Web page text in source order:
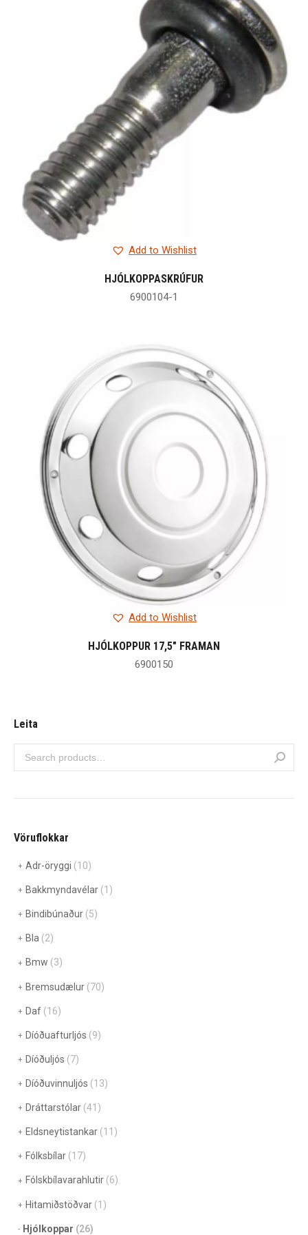
Add to Wishlist
HJÓLKOPPASKRÚFUR
6900104-1
Add to Wishlist
HJÓLKOPPUR 17,5″ FRAMAN
6900150
Leita
Vöruflokkar
Adr-öryggi (10)
Bakkmyndavélar (1)
Bindibúnaður (5)
Bla (2)
Bmw (3)
Bremsudælur (70)
Daf (16)
Díóðuafturljós (9)
Díóðuljós (7)
Díóðuvinnuljós (13)
Dráttarstólar (41)
Eldsneytistankar (11)
Fólksbílar (17)
Fólskbílavarahlutir (6)
Hitamiðstöðvar (1)
Hjólkoppar (26)